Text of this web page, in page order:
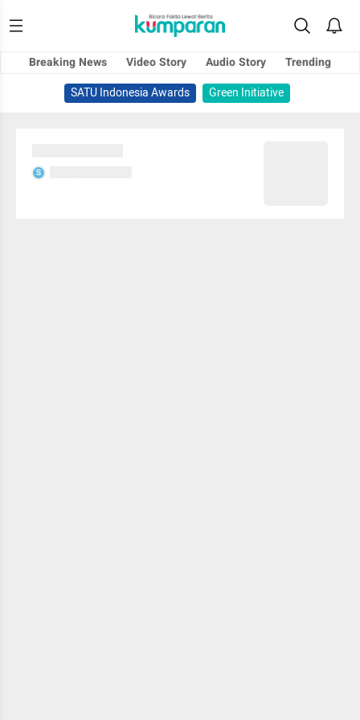
Breaking News Video Story Audio Story
Trending
SATU Indonesia Awards
Green Initiative
S